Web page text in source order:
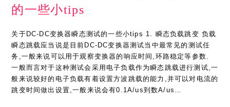
的一些小tips
关于DC-DC变换器瞬态测试的一些小tips 1. 瞬态负载跳变 负载
瞬态跳载应当说是目前DC-DC变换器测试当中最常见的测试任
务,一般来说可以用于观察变换器的响应时间,环路稳定等参数.
一般而言对于这种测试会采用电子负载作为瞬态跳载进行测试,一
般来说较好的电子负载有着设置方波跳载的能力,并可以对电流的
跳变时间做出设置,一般来说会有0.1A/us到数A/us…